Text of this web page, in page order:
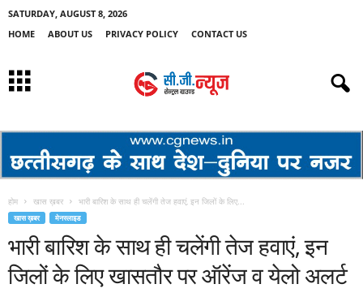
SATURDAY, AUGUST 8, 2026
HOME
ABOUT US PRIVACY POLICY CONTACT US
होम खास ख़बर भारी बारिश के साथ ही चलेंगी तेज हवाएं, इन जिलों के लिए...
खास ख़बर मेनस्लाइड
भारी बारिश के साथ ही चलेंगी तेज हवाएं, इन
जिलों के लिए खासतौर पर ऑरेंज व येलो अलर्ट